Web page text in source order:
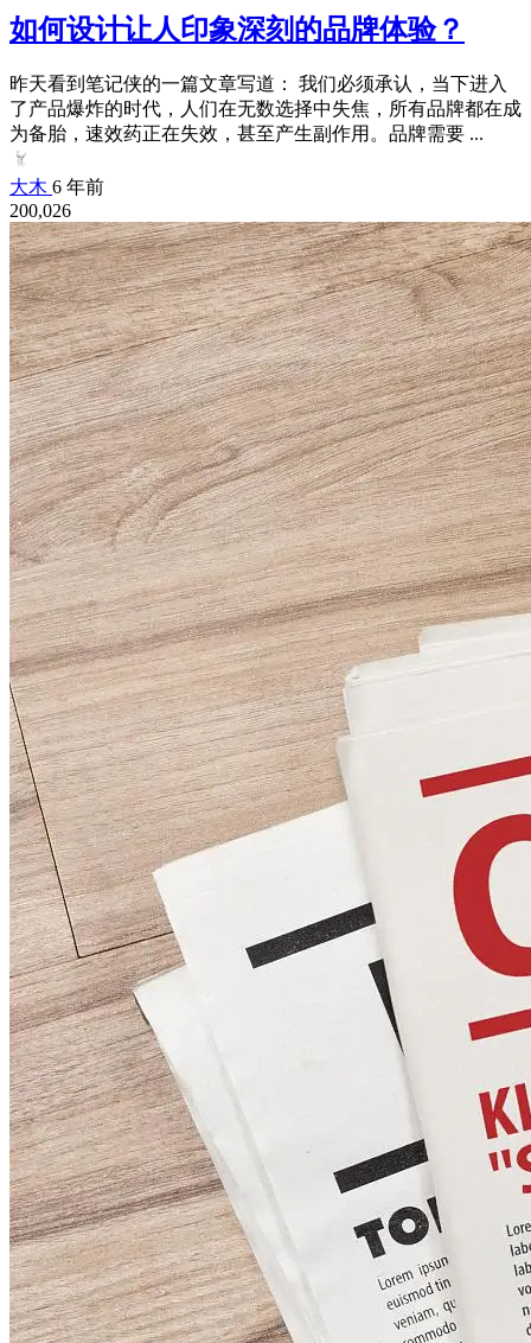
如何设计让人印象深刻的品牌体验？
昨天看到笔记侠的一篇文章写道： 我们必须承认，当下进入
了产品爆炸的时代，人们在无数选择中失焦，所有品牌都在成
为备胎，速效药正在失效，甚至产生副作用。品牌需要 ...
大木 6 年前
200,026